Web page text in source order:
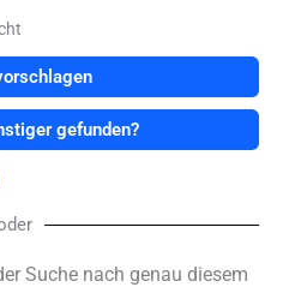
gefunden?
Suche nach genau diesem